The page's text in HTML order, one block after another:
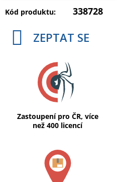
Kód produktu: 338728
ZEPTAT SE
Zastoupení pro ČR, více
než 400 licencí